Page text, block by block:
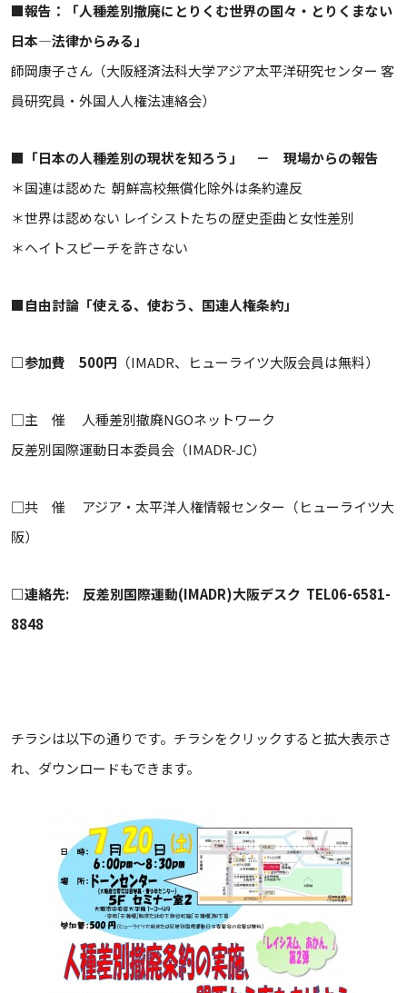
■報告：「人種差別撤廃にとりくむ世界の国々・とりくまない
日本―法律からみる」
師岡康子さん（大阪経済法科大学アジア太平洋研究センター 客
員研究員・外国人人権法連絡会）
■「日本の人種差別の現状を知ろう」 － 現場からの報告
＊国連は認めた 朝鮮高校無償化除外は条約違反
＊世界は認めない レイシストたちの歴史歪曲と女性差別
＊ヘイトスピーチを許さない
■自由討論「使える、使おう、国連人権条約」
□参加費 500円 （IMADR、ヒューライツ大阪会員は無料）
□主 催 人種差別撤廃NGOネットワーク
反差別国際運動日本委員会（IMADR-JC）
□共 催 アジア・太平洋人権情報センター（ヒューライツ大
阪）
□連絡先: 反差別国際運動(IMADR)大阪デスク TEL06-6581-
8848
チラシは以下の通りです。チラシをクリックすると拡大表示さ
れ、ダウンロードもできます。